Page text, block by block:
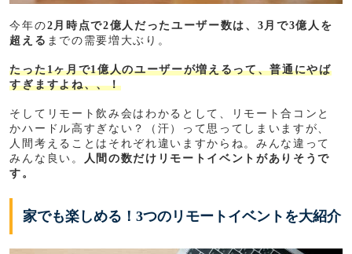
今年の2月時点で2億人だったユーザー数は、3月で3億人を
超える までの需要増大ぶり。
たった1ヶ月で1億人のユーザーが増えるって、普通にやば
すぎますよね、、！
そしてリモート飲み会はわかるとして、リモート合コンと
かハードル高すぎない？（汗）って思ってしまいますが、
人間考えることはそれぞれ違いますからね。みんな違って
みんな良い。
人間の数だけリモートイベントがありそうで
す。
家でも楽しめる！3つのリモートイベントを大紹介